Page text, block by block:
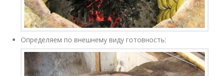
Определяем по внешнему виду готовность: